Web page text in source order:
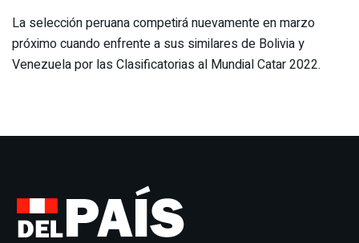
La selección peruana competirá nuevamente en marzo
próximo cuando enfrente a sus similares de Bolivia y
Venezuela por las Clasificatorias al Mundial Catar 2022.